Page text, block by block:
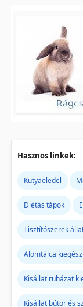
Hasznos linkek:
Kutyaeledel
Diétás tápok
Tisztítószerek
Alomtálca
Kisállat ruházat
Kisállat bútor és